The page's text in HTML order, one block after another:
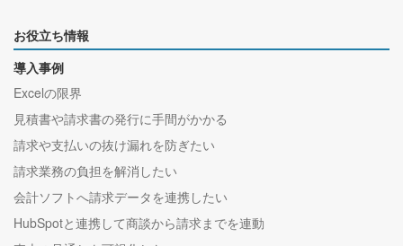
お役立ち情報
導入事例
Excelの限界
見積書や請求書の発行に手間がかかる
請求や支払いの抜け漏れを防ぎたい
請求業務の負担を解消したい
会計ソフトへ請求データを連携したい
HubSpotと連携して商談から請求までを連動